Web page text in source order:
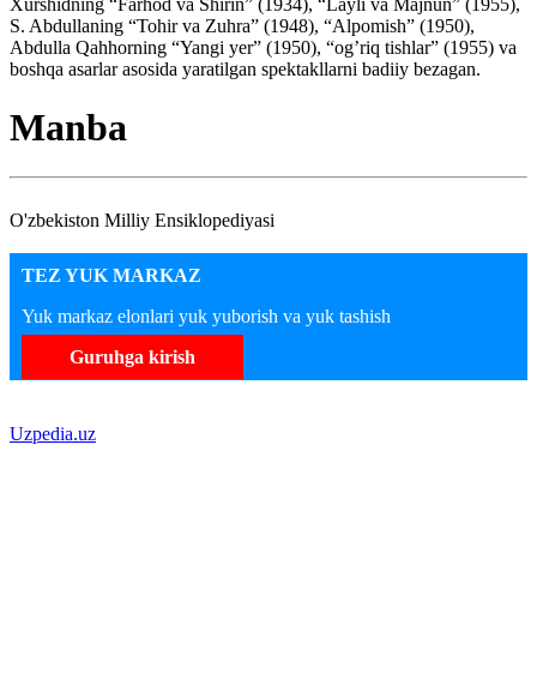
S. Abdullaning “Tohir va Zuhra” (1948), “Alpomish” (1950),
Abdulla Qahhorning “Yangi yer” (1950), “og’riq tishlar” (1955) va
boshqa asarlar asosida yaratilgan spektakllarni badiiy bezagan.
Manba
O'zbekiston Milliy Ensiklopediyasi
TEZ YUK MARKAZ
Yuk markaz elonlari yuk yuborish va yuk tashish
Guruhga kirish
Uzpedia.uz